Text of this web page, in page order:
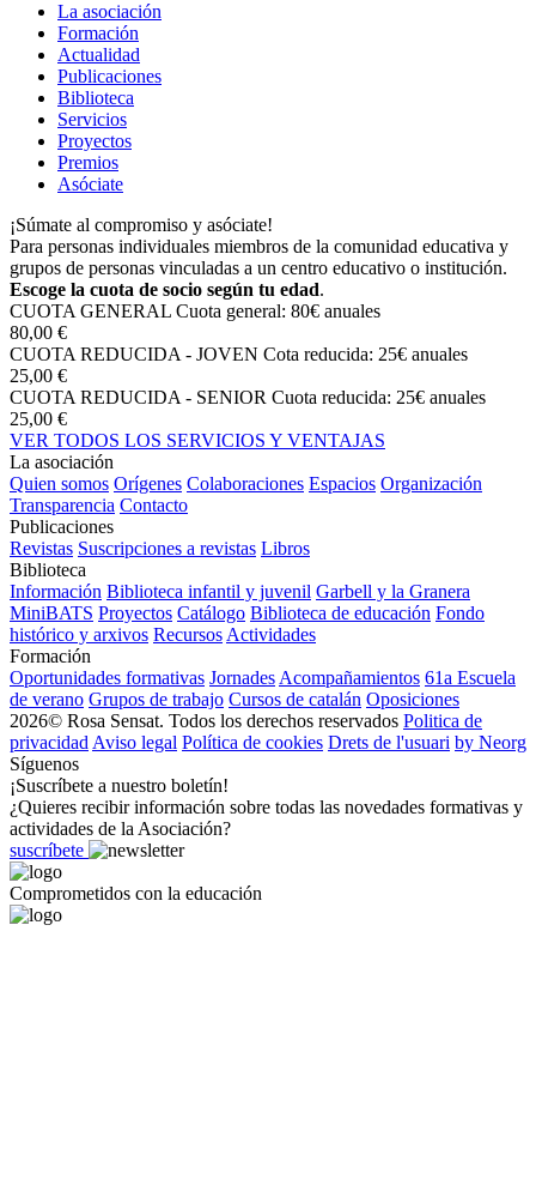
La asociación
Formación
Actualidad
Publicaciones
Biblioteca
Servicios
Proyectos
Premios
Asóciate
¡Súmate al compromiso y asóciate!
Para personas individuales miembros de la comunidad educativa y
grupos de personas vinculadas a un centro educativo o institución.
Escoge la cuota de socio según tu edad.
CUOTA GENERAL Cuota general: 80€ anuales
80,00 €
CUOTA REDUCIDA - JOVEN Cota reducida: 25€ anuales
25,00 €
CUOTA REDUCIDA - SENIOR Cuota reducida: 25€ anuales
25,00 €
VER TODOS LOS SERVICIOS Y VENTAJAS
La asociación
Quien somos Orígenes Colaboraciones Espacios Organización
Transparencia Contacto
Publicaciones
Revistas Suscripciones a revistas Libros
Biblioteca
Información Biblioteca infantil y juvenil Garbell y la Granera
MiniBATS Proyectos Catálogo Biblioteca de educación Fondo
histórico y arxivos Recursos Actividades
Formación
Oportunidades formativas Jornades Acompañamientos 61a Escuela
de verano Grupos de trabajo Cursos de catalán Oposiciones
2026© Rosa Sensat. Todos los derechos reservados Politica de
privacidad Aviso legal Política de cookies Drets de l'usuari by Neorg
Síguenos
¡Suscríbete a nuestro boletín!
¿Quieres recibir información sobre todas las novedades formativas y
actividades de la Asociación?
suscríbete
Comprometidos con la educación